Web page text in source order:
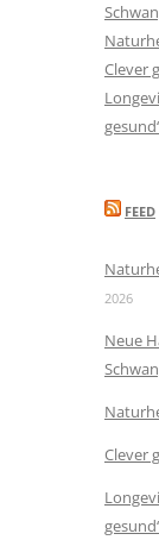
Clever
FEED
2026
Neue
Clever